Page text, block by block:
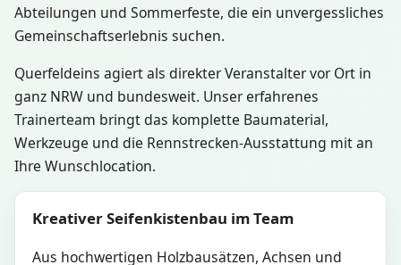
Abteilungen und Sommerfeste, die ein unvergessliches
Gemeinschaftserlebnis suchen.
Querfeldeins agiert als direkter Veranstalter vor Ort in
ganz NRW und bundesweit. Unser erfahrenes
Trainerteam bringt das komplette Baumaterial,
Werkzeuge und die Rennstrecken-Ausstattung mit an
Ihre Wunschlocation.
Kreativer Seifenkistenbau im Team
Aus hochwertigen Holzbausätzen, Achsen und